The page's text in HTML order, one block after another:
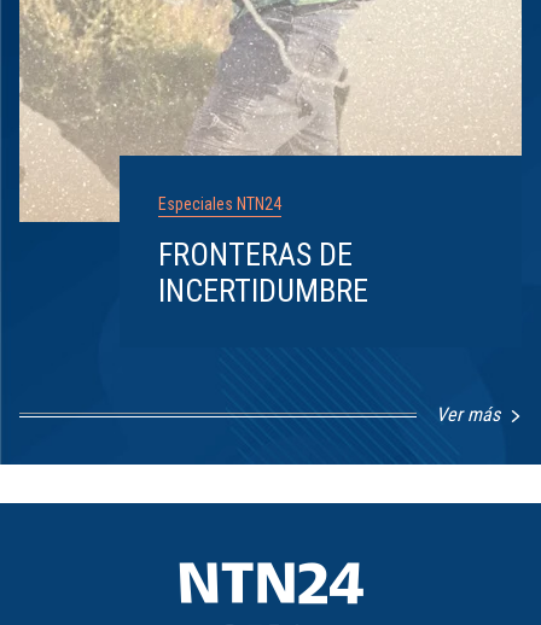
Especiales NTN24
FRONTERAS DE
INCERTIDUMBRE
Ver más
1
8